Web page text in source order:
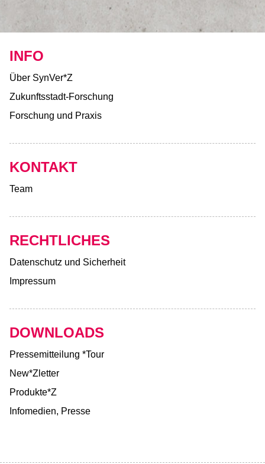
INFO
Über SynVer*Z
Zukunftsstadt-Forschung
Forschung und Praxis
KONTAKT
Team
RECHTLICHES
Datenschutz und Sicherheit
Impressum
DOWNLOADS
Pressemitteilung *Tour
New*Zletter
Produkte*Z
Infomedien, Presse